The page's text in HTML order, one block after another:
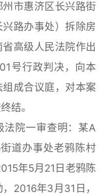
市惠济区长兴路街
路办事处）拆除房
高级人民法院作出
号行政判决，向本
成合议庭，对本案
结。
院一审查明：某A
道办事处老鸦陈村
年5月21日老鸦陈
2016年3月31日，